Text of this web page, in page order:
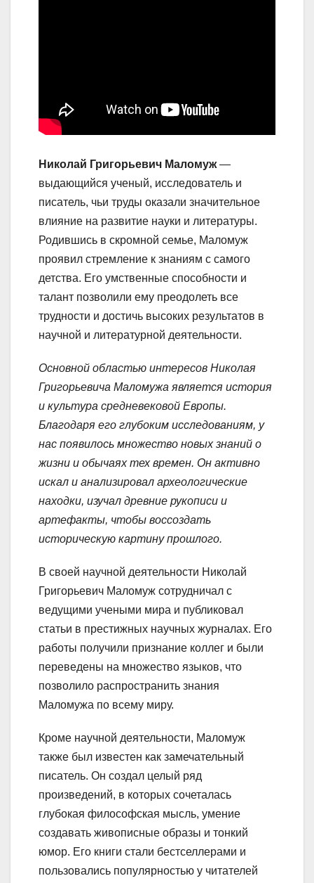
Николай Григорьевич Маломуж—
выдающийся ученый, исследователь и
писатель, чьи труды оказали значительное
влияние на развитие науки и литературы.
Родившись в скромной семье, Маломуж
проявил стремление к знаниям с самого
детства. Его умственные способности и
талант позволили ему преодолеть все
трудности и достичь высоких результатов в
научной и литературной деятельности.
Основной областью интересов Николая
Григорьевича Маломужа является история
и культура средневековой Европы.
Благодаря его глубоким исследованиям, у
нас появилось множество новых знаний о
жизни и обычаях тех времен. Он активно
искал и анализировал археологические
находки, изучал древние рукописи и
артефакты, чтобы воссоздать
историческую картину прошлого.
В своей научной деятельности Николай
Григорьевич Маломуж сотрудничал с
ведущими учеными мира и публиковал
статьи в престижных научных журналах. Его
работы получили признание коллег и были
переведены на множество языков, что
позволило распространить знания
Маломужа по всему миру.
Кроме научной деятельности, Маломуж
также был известен как замечательный
писатель. Он создал целый ряд
произведений, в которых сочеталась
глубокая философская мысль, умение
создавать живописные образы и тонкий
юмор. Его книги стали бестселлерами и
пользовались популярностью у читателей